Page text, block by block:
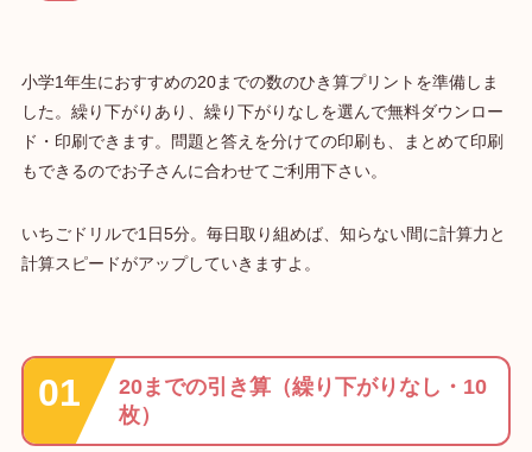
小学1年生におすすめの20までの数のひき算プリントを準備しま
した。繰り下がりあり、繰り下がりなしを選んで無料ダウンロー
ド・印刷できます。問題と答えを分けての印刷も、まとめて印刷
もできるのでお子さんに合わせてご利用下さい。
いちごドリルで1日5分。毎日取り組めば、知らない間に計算力と
計算スピードがアップしていきますよ。
20までの引き算（繰り下がりなし・10
枚）